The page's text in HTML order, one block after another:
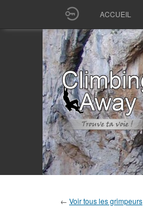
ACCUEIL
← Voir tous les grimpeurs